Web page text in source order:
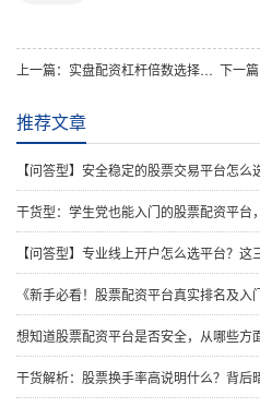
上一篇： 实盘配资杠杆倍数选择全攻略：精准匹配你的风险偏好 下一篇
推荐文章
【问答型】安全稳定的股票交易平台怎么
干货型：学生党也能入门的股票配资平台
【问答型】专业线上开户怎么选平台？这
《新手必看！股票配资平台真实排名及入
想知道股票配资平台是否安全，从哪些方
干货解析：股票换手率高说明什么？背后